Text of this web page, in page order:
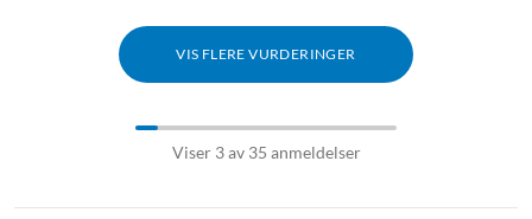
VIS FLERE VURDERINGER
Viser 3 av 35 anmeldelser